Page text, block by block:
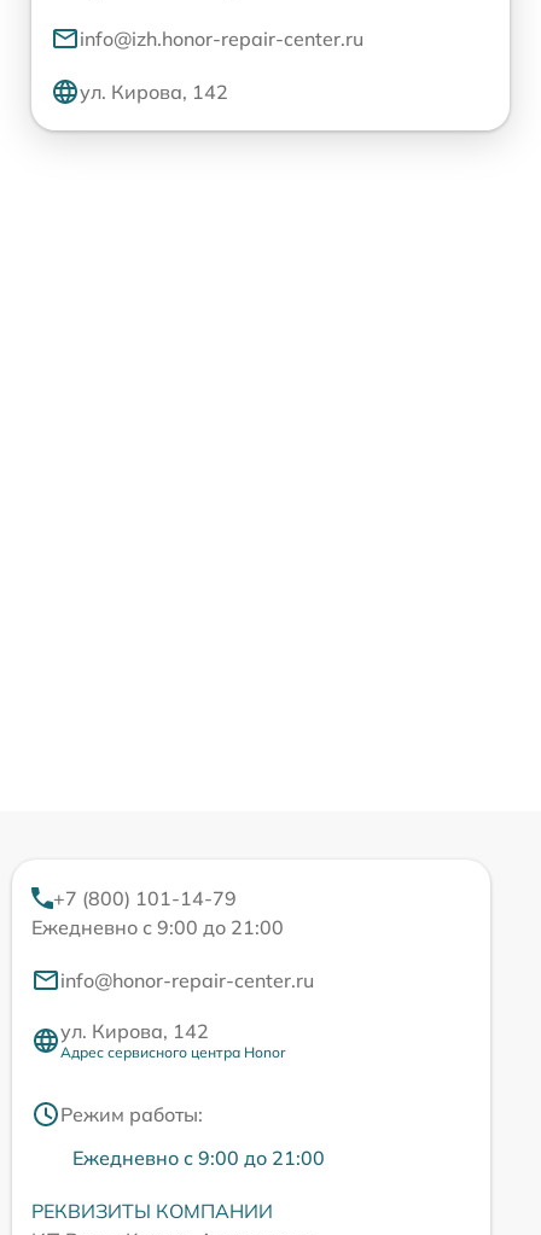
info@izh.honor-repair-center.ru
ул. Кирова, 142
+7 (800) 101-14-79
Ежедневно с 9:00 до 21:00
info@honor-repair-center.ru
ул. Кирова, 142
Адрес сервисного центра Honor
Режим работы:
Ежедневно с 9:00 до 21:00
РЕКВИЗИТЫ КОМПАНИИ